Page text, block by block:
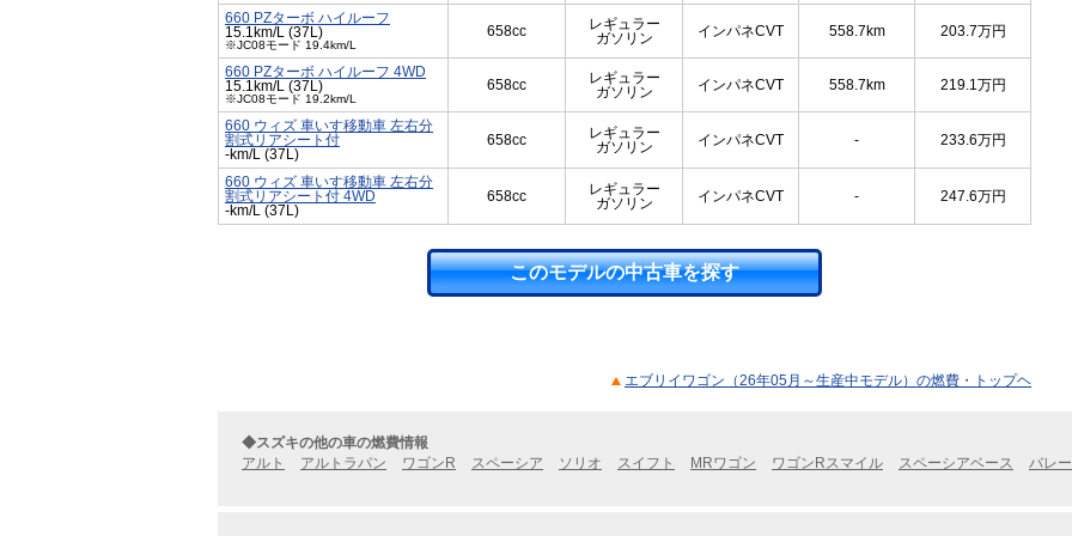
660 PZターボ ハイルーフ
15.1km/L (37L)
※JC08モード 19.4km/L
658cc
レギュラー
ガソリン
インパネCVT 558.7km 203.7万円
660 PZターボ ハイルーフ 4WD
15.1km/L (37L)
※JC08モード 19.2km/L
658cc
レギュラー
ガソリン
インパネCVT 558.7km 219.1万円
660 ウィズ 車いす移動車 左右分
割式リアシート付
-km/L (37L)
658cc
レギュラー
ガソリン
インパネCVT - 233.6万円
660 ウィズ 車いす移動車 左右分
割式リアシート付 4WD
-km/L (37L)
658cc
レギュラー
ガソリン
インパネCVT - 247.6万円
このモデルの中古車を探す
エブリイワゴン（26年05月～生産中モデル）の燃費・トップヘ
◆スズキの他の車の燃費情報
アルト
アルトラパン ワゴンR スペーシア ソリオ スイフト MRワゴン ワゴンRスマイル スペーシアベース バレ